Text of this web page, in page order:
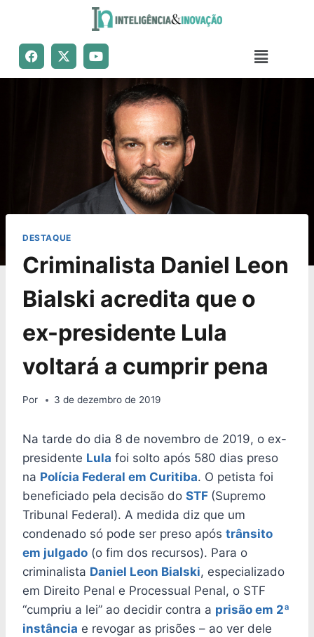
DESTAQUE
Criminalista Daniel Leon
Bialski acredita que o
ex-presidente Lula
voltará a cumprir pena
Por 3 de dezembro de 2019
Na tarde do dia 8 de novembro de 2019, o ex-
presidente Lula foi solto após 580 dias preso
na Polícia Federal em Curitiba. O petista foi
beneficiado pela decisão do STF (Supremo
Tribunal Federal). A medida diz que um
condenado só pode ser preso após trânsito
em julgado (o fim dos recursos). Para o
criminalista Daniel Leon Bialski, especializado
em Direito Penal e Processual Penal, o STF
“cumpriu a lei” ao decidir contra a prisão em 2ª
instância e revogar as prisões – ao ver dele